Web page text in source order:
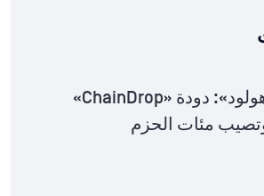
عودة «شاي-هولود»: دودة «ChainDrop»